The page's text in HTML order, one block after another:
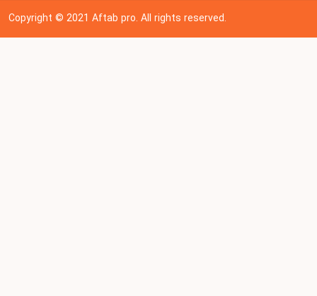
Copyright © 202 1Aftab pro. All rights reserved.